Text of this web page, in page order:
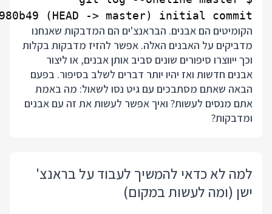
(HEAD -> master) initial commit
הקומיטים הם אבנים. הבראנצ'ים הם המדבקות שאנחנו
מדביקים על האבנים האלה. אפשר להזיז מדבקות בקלות
וכך ייווצרו סיפורים שונים סביב אותן אבנים, או ליצור
אבנים חדשות ואז יהיו יותר דברים לשלב בסיפור. בפעם
הבאה שאתם מסתבכים עם גיט נסו לשאול: מה באמת
אתם מנסים לעשות? ואיך אפשר לעשות את זה עם אבנים
ומדבקות?
למה לא כדאי להמשיך לעבוד על בראנצ'
ישן (ומה לעשות במקום)